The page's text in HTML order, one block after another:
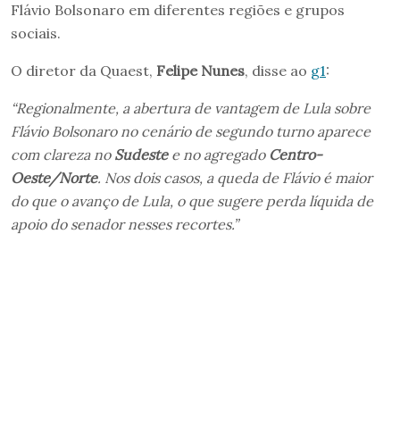
Flávio Bolsonaro em diferentes regiões e grupos
sociais.
O diretor da Quaest, Felipe Nunes, disse ao g1:
“Regionalmente, a abertura de vantagem de Lula sobre
Flávio Bolsonaro no cenário de segundo turno aparece
com clareza no Sudestee no agregadoCentro-
Oeste/Norte. Nos dois casos, a queda de Flávio é maior
do que o avanço de Lula, o que sugere perda líquida de
apoio do senador nesses recortes.”